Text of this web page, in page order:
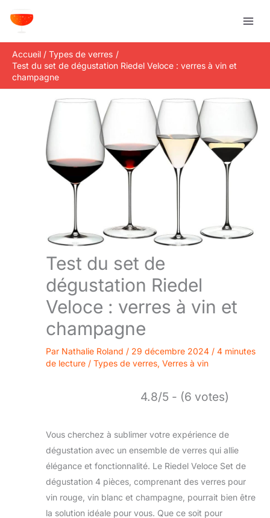
Accueil
Types de verres
Test du set de dégustation Riedel Veloce : verres à vin et
champagne
Test du set de
dégustation Riedel
Veloce : verres à vin et
champagne
Par Nathalie Roland / 29 décembre 2024 / 4 minutes
de lecture / Types de verres, Verres à vin
4.8/5 - (6 votes)
Vous cherchez à sublimer votre expérience de
dégustation avec un ensemble de verres qui allie
élégance et fonctionnalité. Le Riedel Veloce Set de
dégustation 4 pièces, comprenant des verres pour
vin rouge, vin blanc et champagne, pourrait bien être
la solution idéale pour vous. Que ce soit pour
e
c
h
e
r